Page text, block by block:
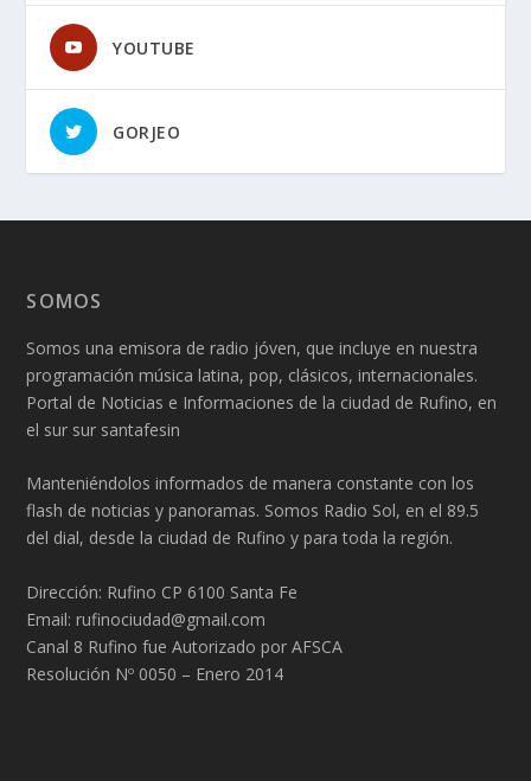
YOUTUBE
GORJEO
SOMOS
Somos una emisora de radio jóven, que incluye en nuestra
programación música latina, pop, clásicos, internacionales.
Portal de Noticias e Informaciones de la ciudad de Rufino, en
el sur sur santafesin
Manteniéndolos informados de manera constante con los
flash de noticias y panoramas. Somos Radio Sol, en el 89.5
del dial, desde la ciudad de Rufino y para toda la región.
Dirección: Rufino CP 6100 Santa Fe
Email: rufinociudad@gmail.com
Canal 8 Rufino fue Autorizado por AFSCA
Resolución Nº 0050 – Enero 2014